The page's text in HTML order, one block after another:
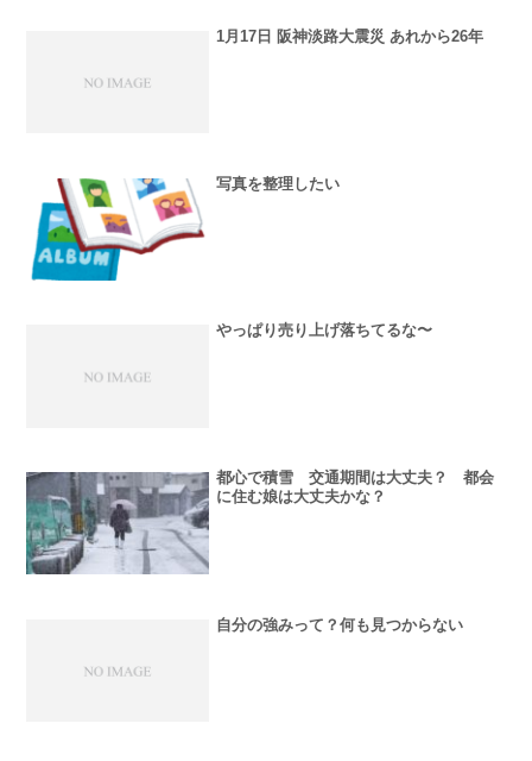
1月17日 阪神淡路大震災 あれから26年
写真を整理したい
やっぱり売り上げ落ちてるな〜
都心で積雪 交通期間は大丈夫？ 都会
に住む娘は大丈夫かな？
自分の強みって？何も見つからない